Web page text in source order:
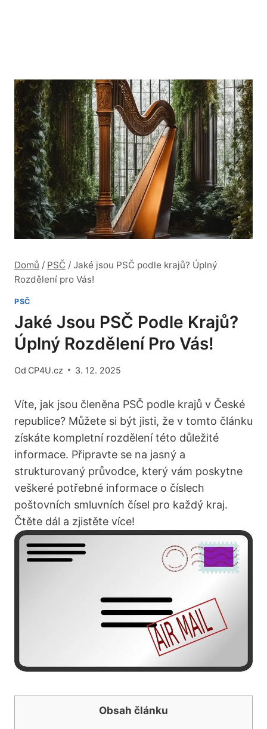
Domů / PSČ / Jaké jsou PSČ podle krajů? Úplný
Rozdělení pro Vás!
PSČ
Jaké Jsou PSČ Podle Krajů?
Úplný Rozdělení Pro Vás!
Od CP4U.cz 3. 12. 2025
Víte, jak jsou členěna PSČ podle krajů v České
republice? Můžete si být jisti, že v tomto článku
získáte kompletní rozdělení této důležité
informace. Připravte se na jasný a
strukturovaný průvodce, který vám poskytne
veškeré potřebné informace o číslech
poštovních smluvních čísel pro každý kraj.
Čtěte dál a zjistěte více!
Obsah článku